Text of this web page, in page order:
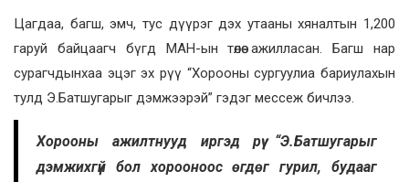
Цагдаа, багш, эмч, тус дүүрэг дэх утааны хяналтын 1,200
гаруй байцаагч бүгд МАН-ын төлөө ажилласан. Багш нар
сурагчдынхаа эцэг эх рүү “Хорооны сургуулиа бариулахын
тулд Э.Батшугарыг дэмжээрэй” гэдэг мессеж бичлээ.
Хорооны ажилтнууд иргэд рүү “Э.Батшугарыг
дэмжихгүй бол хорооноос өгдөг гурил, будааг